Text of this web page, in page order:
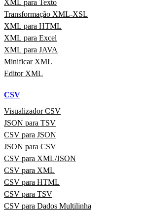
XML para Texto
Transformação XML-XSL
XML para HTML
XML para Excel
XML para JAVA
Minificar XML
Editor XML
CSV
Visualizador CSV
JSON para TSV
CSV para JSON
JSON para CSV
CSV para XML/JSON
CSV para XML
CSV para HTML
CSV para TSV
CSV para Dados Multilinha